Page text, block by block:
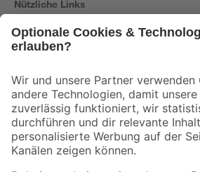
Nützliche Links
Der toom Newsletter: Keine Angebote und
Zur Newsletter Anmeldung
Folge uns